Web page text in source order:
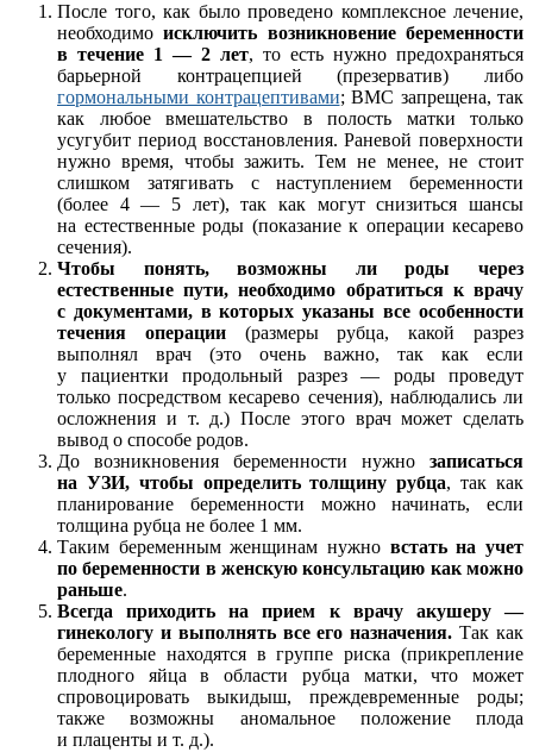
После того, как было проведено комплексное лечение,
необходимоисключить возникновение беременности
в течение 1 — 2 лет, то есть нужно предохраняться
барьерной контрацепцией (презерватив) либо
гормональными контрацептивами; ВМС запрещена, так
как любое вмешательство в полость матки только
усугубит период восстановления. Раневой поверхности
нужно время, чтобы зажить. Тем не менее, не стоит
слишком затягивать с наступлением беременности
(более 4 — 5 лет), так как могут снизиться шансы
на естественные роды (показание к операции кесарево
сечения).
Чтобы понять, возможны ли роды через
естественные пути, необходимо обратиться к врачу
с документами, в которых указаны все особенности
течения операции(размеры рубца, какой разрез
выполнял врач (это очень важно, так как если
у пациентки продольный разрез — роды проведут
только посредством кесарево сечения), наблюдались ли
осложнения и т. д.) После этого врач может сделать
вывод о способе родов.
До возникновения беременности нужно записаться
на УЗИ, чтобы определить толщину рубца, так как
планирование беременности можно начинать, если
толщина рубца не более 1 мм.
Таким беременным женщинам нужно встать на учет
по беременности в женскую консультацию как можно
раньше.
Всегда приходить на прием к врачу акушеру —
гинекологу и выполнять все его назначения. Так как
беременные находятся в группе риска (прикрепление
плодного яйца в области рубца матки, что может
спровоцировать выкидыш, преждевременные роды;
также возможны аномальное положение плода
и плаценты и т. д.).